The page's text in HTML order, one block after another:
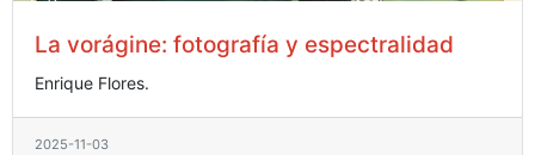
La vorágine: fotografía y espectralidad
Enrique Flores.
2025-11-03